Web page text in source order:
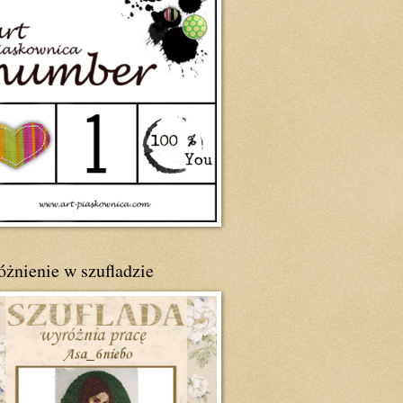
w szufladzie